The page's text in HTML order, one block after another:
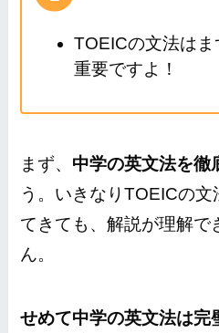
TOEICの文法は
重要ですよ！
まず、 中学の英文法を徹
う。いきなりTOEICの
てきても、解説が理解で
ん。
せめて中学の英文法は完